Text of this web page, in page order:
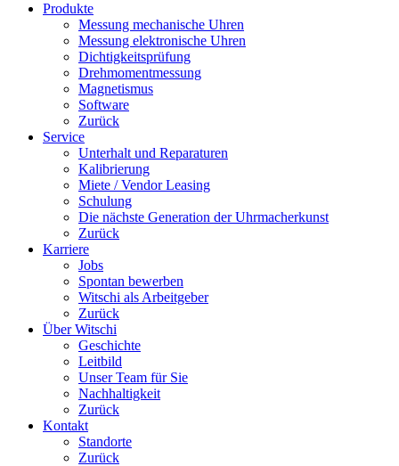
Produkte
Messung mechanische Uhren
Messung elektronische Uhren
Dichtigkeitsprüfung
Drehmomentmessung
Magnetismus
Software
Zurück
Service
Unterhalt und Reparaturen
Kalibrierung
Miete / Vendor Leasing
Schulung
Die nächste Generation der Uhrmacherkunst
Zurück
Karriere
Jobs
Spontan bewerben
Witschi als Arbeitgeber
Zurück
Über Witschi
Geschichte
Leitbild
Unser Team für Sie
Nachhaltigkeit
Zurück
Kontakt
Standorte
Zurück